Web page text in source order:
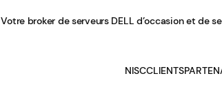
Votre broker de serveurs DELL d’occasion et de
NISCCLIENTS